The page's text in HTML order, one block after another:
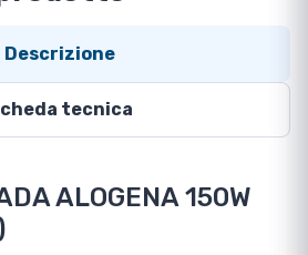
Descrizione
tecnica
ALOGENA 150W